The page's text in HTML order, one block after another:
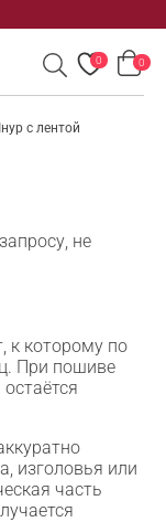
0 0
с лентой
не
к которому по
При пошиве
изголовья или
часть